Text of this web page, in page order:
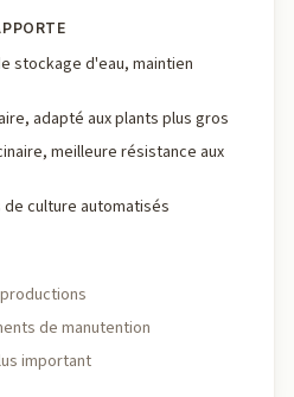
stockage d'eau, maintien
adapté aux plants plus gros
meilleure résistance aux
culture automatisés
de manutention
important